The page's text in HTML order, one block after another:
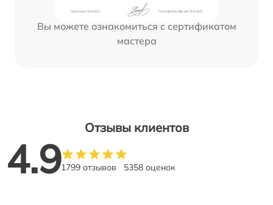
Вы можете ознакомиться с сертификатом
мастера
Отзывы клиентов
4.91799 отзывов 5358 оценок